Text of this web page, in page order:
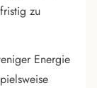
zu
Energie